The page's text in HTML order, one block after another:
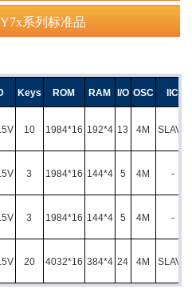
系列标准品
Keys ROM RAM I/O OSC IIC
10 1984*16 192*4 13 4M SLAVE
3 1984*16 144*4 5 4M -
3 1984*16 144*4 5 4M -
20 4032*16 384*4 24 4M SLAVE